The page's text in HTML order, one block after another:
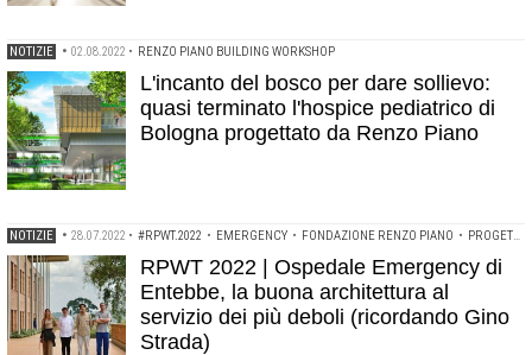
NOTIZIE • 02.08.2022 • RENZO PIANO BUILDING WORKSHOP
L'incanto del bosco per dare sollievo:
quasi terminato l'hospice pediatrico di
Bologna progettato da Renzo Piano
NOTIZIE • 28.07.2022 • #RPWT.2022 • EMERGENCY • FONDAZIONE RENZO PIANO • PROGETTARE IN AFRICA
RPWT 2022 | Ospedale Emergency di
Entebbe, la buona architettura al
servizio dei più deboli (ricordando Gino
Strada)